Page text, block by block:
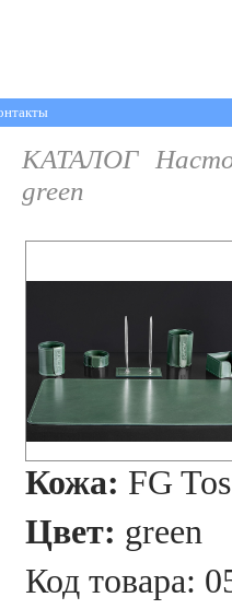
КАТАЛОГ
green
Кожа: FG
Цвет: green
Код товара: